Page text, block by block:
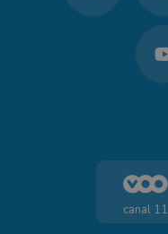
canal 11